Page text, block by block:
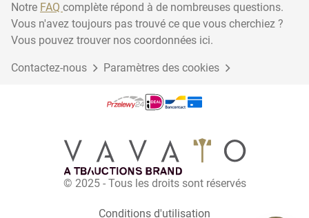
Notre FAQ complète répond à de nombreuses questions.
Vous n'avez toujours pas trouvé ce que vous cherchiez ?
Vous pouvez trouver nos coordonnées ici.
Contactez-nous Paramètres des cookies
© 2025 - Tous les droits sont réservés
Conditions d'utilisation